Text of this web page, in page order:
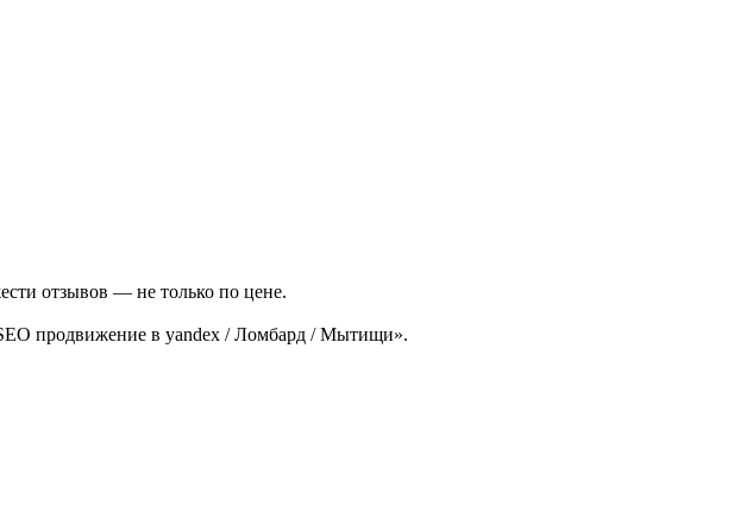
отзывов — не только по цене.
продвижение в yandex / Ломбард / Мытищи».